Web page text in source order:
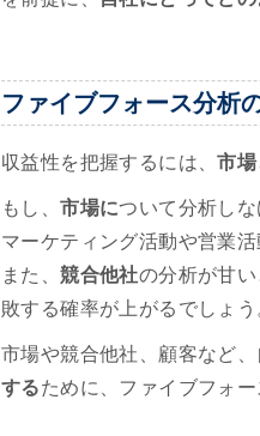
ファイブフォース分析
収益性を把握するには、市
もし、市場について分析し
マーケティング活動や営業
また、競合他社の分析が甘い
敗する確率が上がるでしょう
市場や競合他社、顧客など
するために、ファイブフォ